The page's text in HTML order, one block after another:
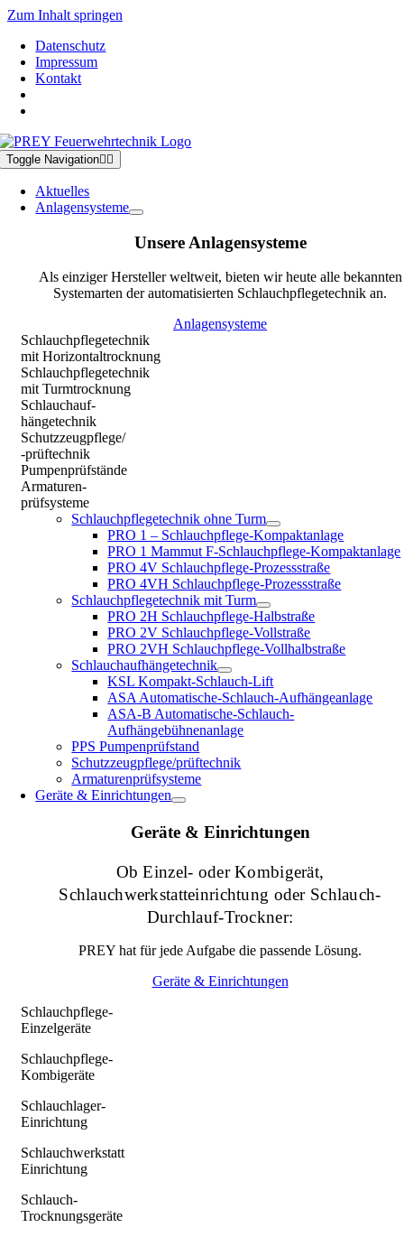
Zum Inhalt springen
Datenschutz
Impressum
Kontakt
Toggle Navigation
Aktuelles
Anlagensysteme
Unsere Anlagensysteme
Als einziger Hersteller weltweit, bieten wir heute alle bekannten
Systemarten der automatisierten Schlauchpflegetechnik an.
Anlagensysteme
Schlauchpflegetechnik
mit Horizontaltrocknung
Schlauchpflegetechnik
mit Turmtrocknung
Schlauchauf-
hängetechnik
Schutzzeugpflege/
-prüftechnik
Pumpenprüfstände
Armaturen-
prüfsysteme
Schlauchpflegetechnik ohne Turm
PRO 1 – Schlauchpflege-Kompaktanlage
PRO 1 Mammut F-Schlauchpflege-Kompaktanlage
PRO 4V Schlauchpflege-Prozessstraße
PRO 4VH Schlauchpflege-Prozessstraße
Schlauchpflegetechnik mit Turm
PRO 2H Schlauchpflege-Halbstraße
PRO 2V Schlauchpflege-Vollstraße
PRO 2VH Schlauchpflege-Vollhalbstraße
Schlauchaufhängetechnik
KSL Kompakt-Schlauch-Lift
ASA Automatische-Schlauch-Aufhängeanlage
ASA-B Automatische-Schlauch-
Aufhängebühnenanlage
PPS Pumpenprüfstand
Schutzzeugpflege/prüftechnik
Armaturenprüfsysteme
Geräte & Einrichtungen
Geräte & Einrichtungen
Ob Einzel- oder Kombigerät,
Schlauchwerkstatteinrichtung oder Schlauch-
Durchlauf-Trockner:
PREY hat für jede Aufgabe die passende Lösung.
Geräte & Einrichtungen
Schlauchpflege-
Einzelgeräte
Schlauchpflege-
Kombigeräte
Schlauchlager-
Einrichtung
Schlauchwerkstatt
Einrichtung
Schlauch-
Trocknungsgeräte